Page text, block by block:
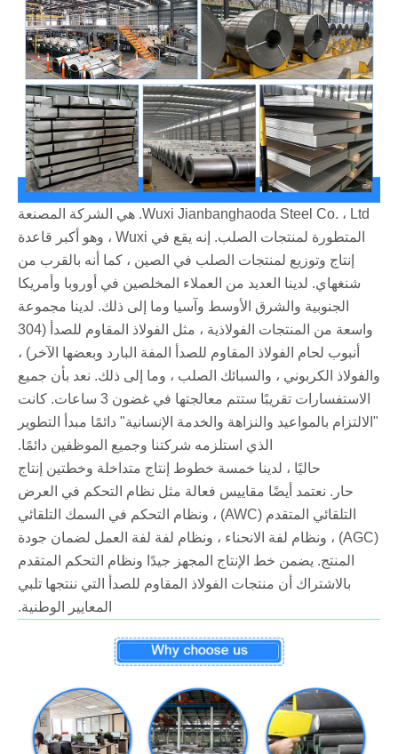
Wuxi Jianbanghaoda Steel Co. ، Ltd. هي الشركة المصنعة
المتطورة لمنتجات الصلب. إنه يقع في Wuxi ، وهو أكبر قاعدة
إنتاج وتوزيع لمنتجات الصلب في الصين ، كما أنه بالقرب من
شنغهاي. لدينا العديد من العملاء المخلصين في أوروبا وأمريكا
الجنوبية والشرق الأوسط وآسيا وما إلى ذلك. لدينا مجموعة
واسعة من المنتجات الفولاذية ، مثل الفولاذ المقاوم للصدأ (304
أنبوب لحام الفولاذ المقاوم للصدأ المفة البارد وبعضها الآخر) ،
والفولاذ الكربوني ، والسبائك الصلب ، وما إلى ذلك. نعد بأن جميع
الاستفسارات تقريبًا ستتم معالجتها في غضون 3 ساعات. كانت
"الالتزام بالمواعيد والنزاهة والخدمة الإنسانية" دائمًا مبدأ التطوير
الذي استلزمه شركتنا وجميع الموظفين دائمًا.
حاليًا ، لدينا خمسة خطوط إنتاج متداخلة وخطتين إنتاج
حار. نعتمد أيضًا مقاييس فعالة مثل نظام التحكم في العرض
التلقائي المتقدم (AWC) ، ونظام التحكم في السمك التلقائي
(AGC) ، ونظام لفة الانحناء ، ونظام لفة لفة العمل لضمان جودة
المنتج. يضمن خط الإنتاج المجهز جيدًا ونظام التحكم المتقدم
بالاشتراك أن منتجات الفولاذ المقاوم للصدأ التي ننتجها تلبي
المعايير الوطنية.